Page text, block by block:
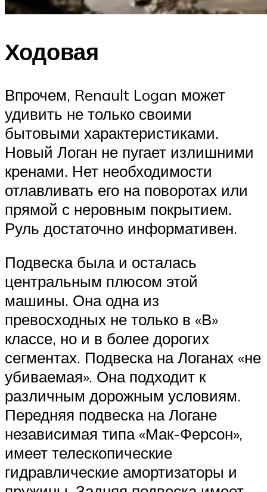
Ходовая
Впрочем, Renault Logan может
удивить не только своими
бытовыми характеристиками.
Новый Логан не пугает излишними
кренами. Нет необходимости
отлавливать его на поворотах или
прямой с неровным покрытием.
Руль достаточно информативен.
Подвеска была и осталась
центральным плюсом этой
машины. Она одна из
превосходных не только в «В»
классе, но и в более дорогих
сегментах. Подвеска на Логанах «не
убиваемая». Она подходит к
различным дорожным условиям.
Передняя подвеска на Логане
независимая типа «Мак-Ферсон»,
имеет телескопические
гидравлические амортизаторы и